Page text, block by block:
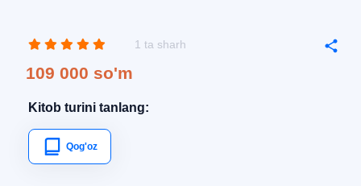
1 ta sharh
109 000 so'm
Kitob turini tanlang:
Qog'oz